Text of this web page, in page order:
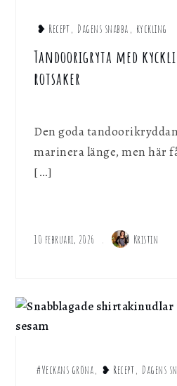
❥ Recept, Dagens snabba , kyckling
Tandoorigryta med
rotsaker
Den goda
marinera länge, men här
[…]
10 februari, 2026 Kristin
#Veckans gröna, ❥ Recept, Dagens